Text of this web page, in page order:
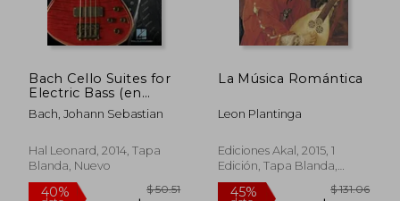
dcto. $ 30.22 dcto.
Bach Cello Suites for
Electric Bass (en
Inglés)
Bach, Johann Sebastian
Hal Leonard, 2014, Tapa
Blanda, Nuevo
La Música Romántica
Leon Plantinga
Ediciones Akal, 2015, 1
Edición, Tapa Blanda,
Nuevo